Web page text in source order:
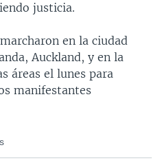
justicia.
en la ciudad
Auckland, y en la
áreas el lunes para
manifestantes